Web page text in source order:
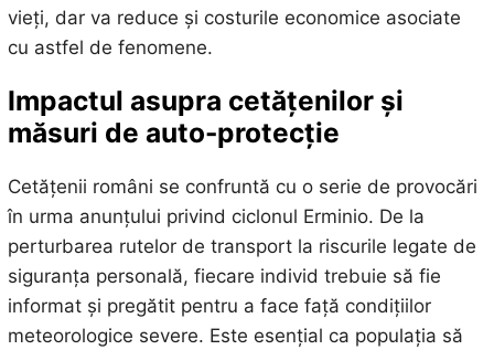
vieți, dar va reduce și costurile economice asociate
cu astfel de fenomene.
Impactul asupra cetățenilor și
măsuri de auto-protecție
Cetățenii români se confruntă cu o serie de provocări
în urma anunțului privind ciclonul Erminio. De la
perturbarea rutelor de transport la riscurile legate de
siguranța personală, fiecare individ trebuie să fie
informat și pregătit pentru a face față condițiilor
meteorologice severe. Este esențial ca populația să